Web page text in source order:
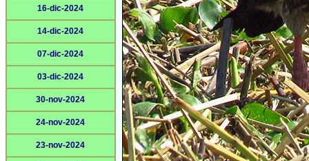
16-dic-2024
14-dic-2024
07-dic-2024
03-dic-2024
30-nov-2024
24-nov-2024
23-nov-2024